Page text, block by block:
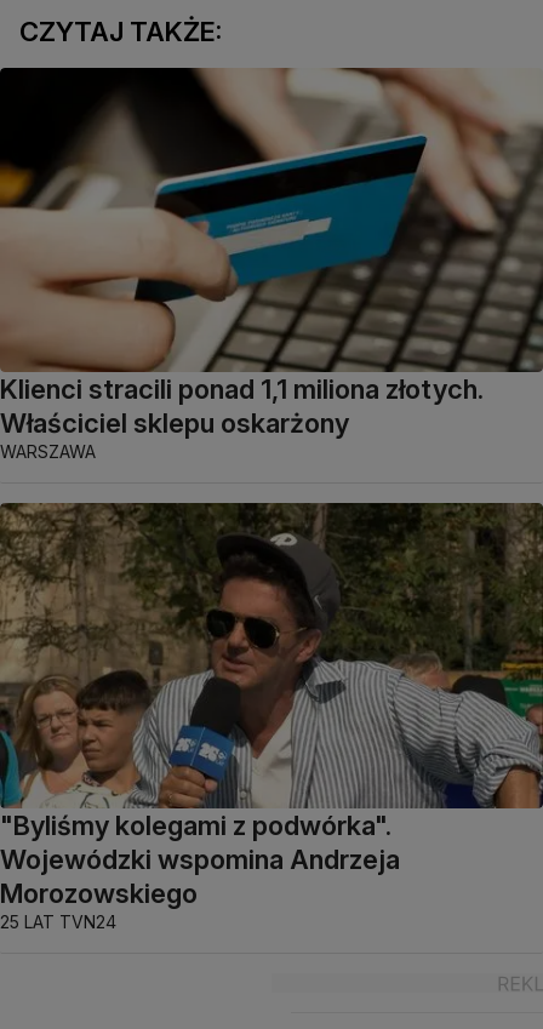
CZYTAJ TAKŻE:
Klienci stracili ponad 1,1 miliona złotych.
Właściciel sklepu oskarżony
WARSZAWA
"Byliśmy kolegami z podwórka".
Wojewódzki wspomina Andrzeja
Morozowskiego
25 LAT TVN24